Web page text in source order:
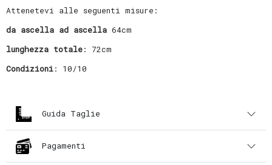
Attenetevi alle seguenti misure:
da ascella ad ascella64cm
lunghezza totale: 72cm
Condizioni: 10/10
Guida Taglie
Pagamenti